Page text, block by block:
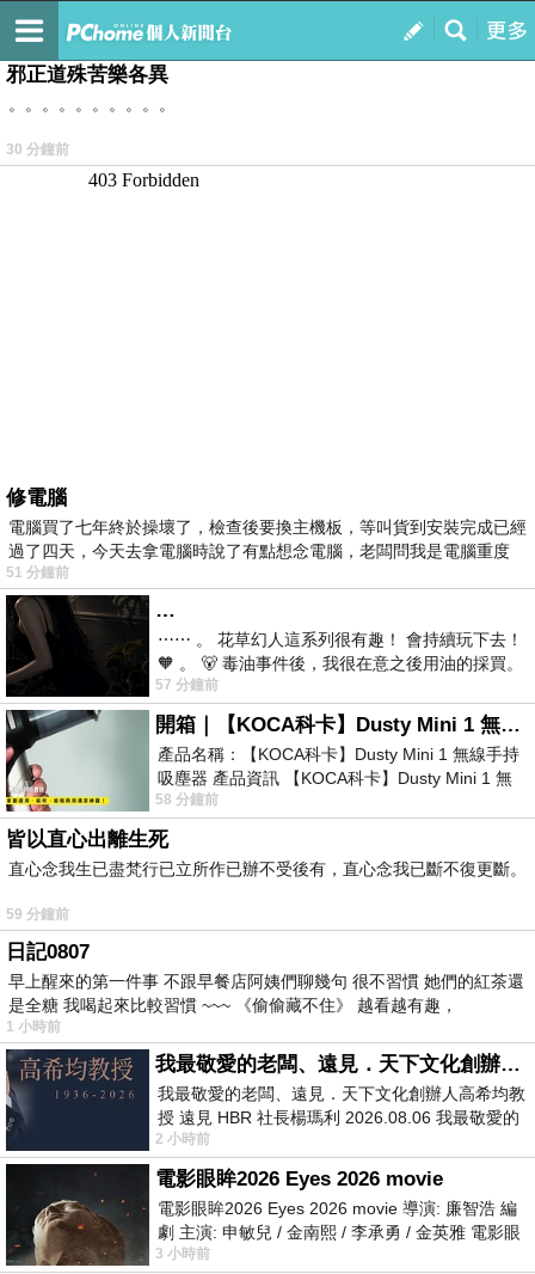
我的
最新文章
邪正道殊苦樂各異
。。。。。。。。。。
30 分鐘前
修電腦
電腦買了七年終於操壞了，檢查後要換主機板，等叫貨到安裝完成已經
過了四天，今天去拿電腦時說了有點想念電腦，老闆問我是電腦重度
51 分鐘前
…
⋯⋯ 。 花草幻人這系列很有趣！ 會持續玩下去！
🧡 。 🐻 毒油事件後，我很在意之後用油的採買。
前天購買了我之前就很愛
57 分鐘前
開箱｜【KOCA科卡】Dusty Mini 1 無線手持吸塵器
產品名稱：【KOCA科卡】Dusty Mini 1 無線手持
吸塵器 產品資訊 【KOCA科卡】Dusty Mini 1 無
線手持吸塵器評語： 能吸、能吹兼具兩
58 分鐘前
皆以直心出離生死
直心念我生已盡梵行已立所作已辦不受後有，直心念我已斷不復更斷。
59 分鐘前
日記0807
早上醒來的第一件事 不跟早餐店阿姨們聊幾句 很不習慣 她們的紅茶還
是全糖 我喝起來比較習慣 ~~~ 《偷偷藏不住》 越看越有趣，
1 小時前
我最敬愛的老闆、遠見．天下文化創辦人高希均教授
我最敬愛的老闆、遠見．天下文化創辦人高希均教
授 遠見 HBR 社長楊瑪利 2026.08.06 我最敬愛的
老闆、遠見．天下文化創辦人高希均教
2 小時前
電影眼眸2026 Eyes 2026 movie
電影眼眸2026 Eyes 2026 movie 導演: 廉智浩 編
劇 主演: 申敏兒 / 金南熙 / 李承勇 / 金英雅 電影眼
眸2026描述攝影師徐珍因遺
3 小時前